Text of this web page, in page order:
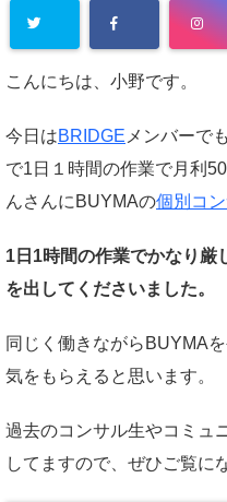
こんにちは、小野です。
今日はBRIDGE メンバーで
で1日１時間の作業で月利
んさんにBUYMAの個別コ
1日1時間の作業でかなり厳
を出してくださいました。
同じく働きながらBUYMA
気をもらえると思います。
過去のコンサル生やコミュ
してますので、ぜひご覧に